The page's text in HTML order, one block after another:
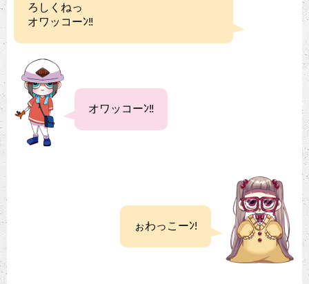
ろしくねっ
オワッコーﾝ‼︎
オワッコーﾝ‼
ぉわっこーﾝ!